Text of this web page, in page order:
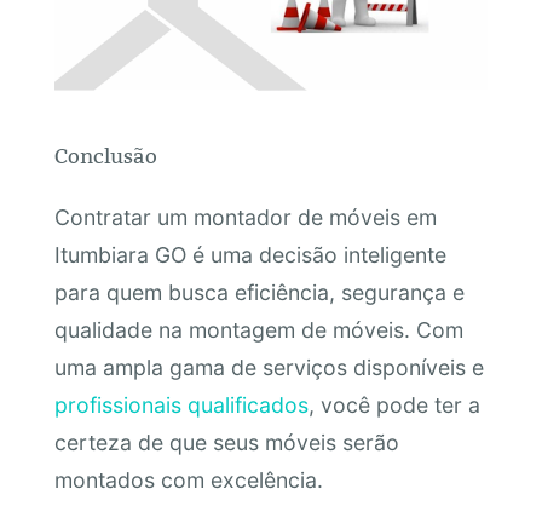
Conclusão
Contratar um montador de móveis em
Itumbiara GO é uma decisão inteligente
para quem busca eficiência, segurança e
qualidade na montagem de móveis. Com
uma ampla gama de serviços disponíveis e
profissionais qualificados, você pode ter a
certeza de que seus móveis serão
montados com excelência.